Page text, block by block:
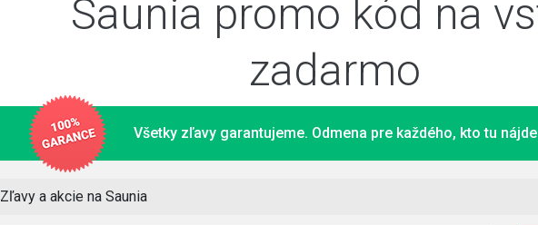
Saunia promo kód na
zadarmo
Všetky zľavy garantujeme. Odmena pre každého, kto tu
Zľavy a akcie na Saunia